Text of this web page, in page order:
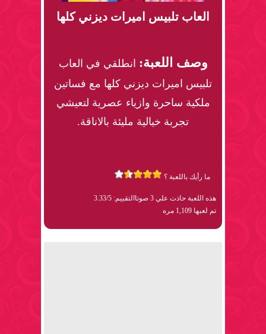
العاب تلبيس اميرات ديزني كلها
وصف اللعبة: انطلقي في العاب
تلبيس اميرات ديزني كلها مع فساتين
ملكية ساحرة وازياء عصرية لتعيشي
تجربة خيالية مليئة بالاناقة.
ما رأيك باللعبة ؟
هذه اللعبة حاذت علي 3 صوتا
التقييم: 3.33/5
تم لعبها 1,109 مره